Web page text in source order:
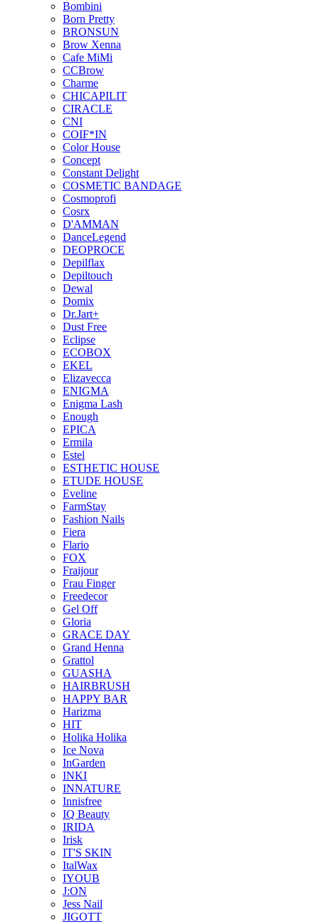
Bombini
Born Pretty
BRONSUN
Brow Xenna
Cafe MiMi
CCBrow
Charme
CHICAPILIT
CIRACLE
CNI
COIF*IN
Color House
Concept
Constant Delight
COSMETIC BANDAGE
Cosmoprofi
Cosrx
D'AMMAN
DanceLegend
DEOPROCE
Depilflax
Depiltouch
Dewal
Domix
Dr.Jart+
Dust Free
Eclipse
ECOBOX
EKEL
Elizavecca
ENIGMA
Enigma Lash
Enough
EPICA
Ermila
Estel
ESTHETIC HOUSE
ETUDE HOUSE
Eveline
FarmStay
Fashion Nails
Fiera
Flario
FOX
Fraijour
Frau Finger
Freedecor
Gel Off
Gloria
GRACE DAY
Grand Henna
Grattol
GUASHA
HAIRBRUSH
HAPPY BAR
Harizma
HIT
Holika Holika
Ice Nova
InGarden
INKI
INNATURE
Innisfree
IQ Beauty
IRIDA
Irisk
IT'S SKIN
ItalWax
IYOUB
J:ON
Jess Nail
JIGOTT